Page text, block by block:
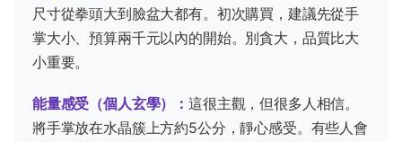
尺寸從拳頭大到臉盆大都有。初次購買，建議先從手
掌大小、預算兩千元以內的開始。別貪大，品質比大
小重要。
能量感受（個人玄學）：這很主觀，但很多人相信。
將手掌放在水晶簇上方約5公分，靜心感受。有些人會